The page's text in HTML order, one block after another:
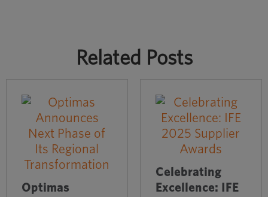
Related Posts
Optimas
Celebrating
Excellence: IFE